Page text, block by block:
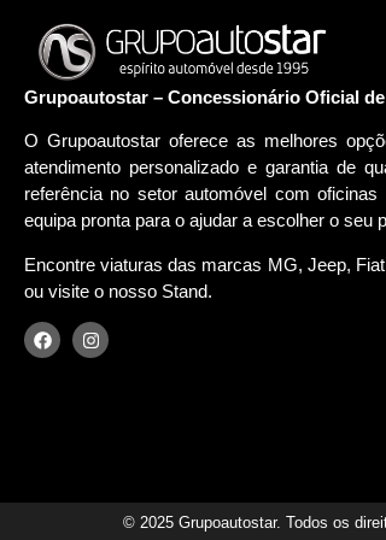
Grupoautostar – Concessionário Oficial
O Grupoautostar oferece as melhores
atendimento personalizado e garantia de
referência no setor automóvel com
equipa pronta para o ajudar a escolher o seu
Encontre viaturas das marcas MG, Jeep,
ou visite o nosso Stand.
© 2025 Grupoautostar. Todos os